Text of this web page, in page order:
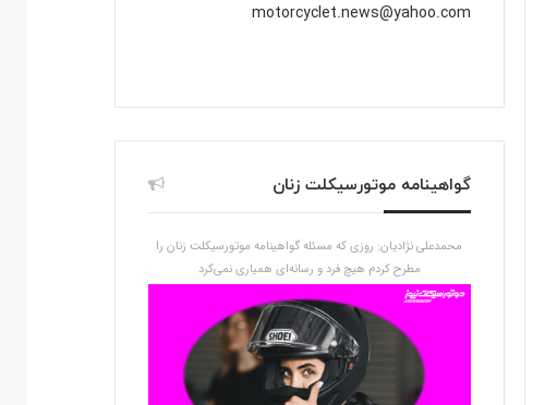
motorcyclet.news@yahoo.com
گواهینامه موتورسیکلت زنان
محمدعلی نژادیان: روزی که مسئله گواهینامه موتورسیکلت زنان را
مطرح کردم هیچ فرد و رسانه‌ای همیاری نمی‌کرد